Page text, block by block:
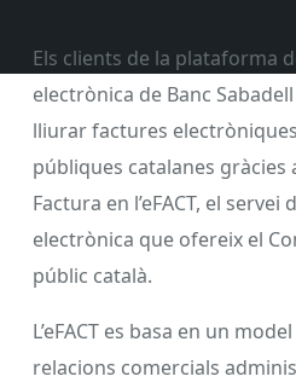
Els clients de la plataforma
electrònica de Banc
lliurar factures
públiques catalanes gràcies
Factura en l’eFACT, el
electrònica que ofereix el
públic català.
L’eFACT es basa en un
relacions comercials